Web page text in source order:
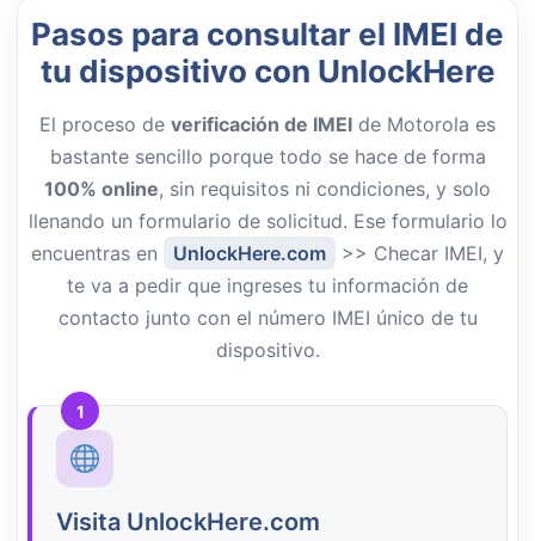
Pasos para consultar el IMEI de
tu dispositivo con UnlockHere
El proceso de verificación de IMEI de Motorola es
bastante sencillo porque todo se hace de forma
100% online, sin requisitos ni condiciones, y solo
llenando un formulario de solicitud. Ese formulario lo
encuentras en
UnlockHere.com
>> Checar IMEI, y
te va a pedir que ingreses tu información de
contacto junto con el número IMEI único de tu
dispositivo.
1
Visita UnlockHere.com